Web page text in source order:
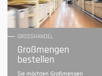
GROSSHANDEL
Großmengen
bestellen
Sie möchten Großmengen